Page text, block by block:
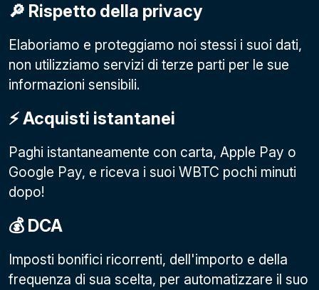
🔎 Rispetto della privacy
Elaboriamo e proteggiamo noi stessi i suoi dati,
non utilizziamo servizi di terze parti per le sue
informazioni sensibili.
⚡️ Acquisti istantanei
Paghi istantaneamente con carta, Apple Pay o
Google Pay, e riceva i suoi WBTC pochi minuti
dopo!
💰 DCA
Imposti bonifici ricorrenti, dell'importo e della
frequenza di sua scelta, per automatizzare il suo